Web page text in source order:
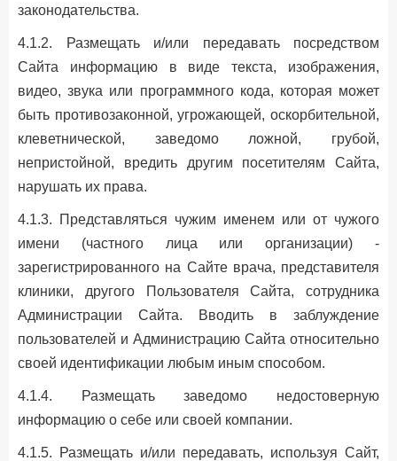
законодательства.
4.1.2. Размещать и/или передавать посредством
Сайта информацию в виде текста, изображения,
видео, звука или программного кода, которая может
быть противозаконной, угрожающей, оскорбительной,
клеветнической, заведомо ложной, грубой,
непристойной, вредить другим посетителям Сайта,
нарушать их права.
4.1.3. Представляться чужим именем или от чужого
имени (частного лица или организации) -
зарегистрированного на Сайте врача, представителя
клиники, другого Пользователя Сайта, сотрудника
Администрации Сайта. Вводить в заблуждение
пользователей и Администрацию Сайта относительно
своей идентификации любым иным способом.
4.1.4. Размещать заведомо недостоверную
информацию о себе или своей компании.
4.1.5. Размещать и/или передавать, используя Сайт,